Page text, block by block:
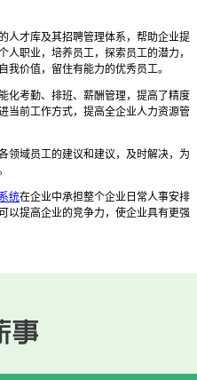
人才库及其招聘管理体系，帮助企业提
人职业，培养员工，探索员工的潜力，
价值，留住有能力的优秀员工。
化考勤、 排班、 薪酬管理， 提高了精度
当前工作方式，提高全企业人力资源管
领域员工的建议和建议，及时解决，为
统在企业中承担整个企业日常人事安排
以提高企业的竞争力，使企业具有更强